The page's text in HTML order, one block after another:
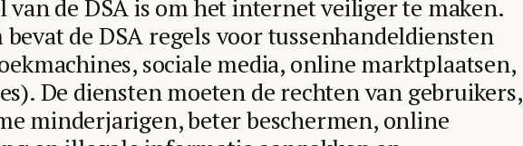
van de DSA is om het internet veiliger te maken.
bevat de DSA regels voor tussenhandeldiensten
sociale media, online marktplaatsen,
De diensten moeten de rechten van gebruikers,
minderjarigen, beter beschermen, online